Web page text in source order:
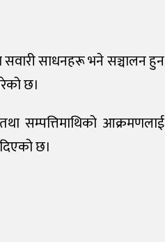
सवारी साधनहरू भने सञ्चालन हुन
छ।
सम्पत्तिमाथिको आक्रमणलाई
छ।